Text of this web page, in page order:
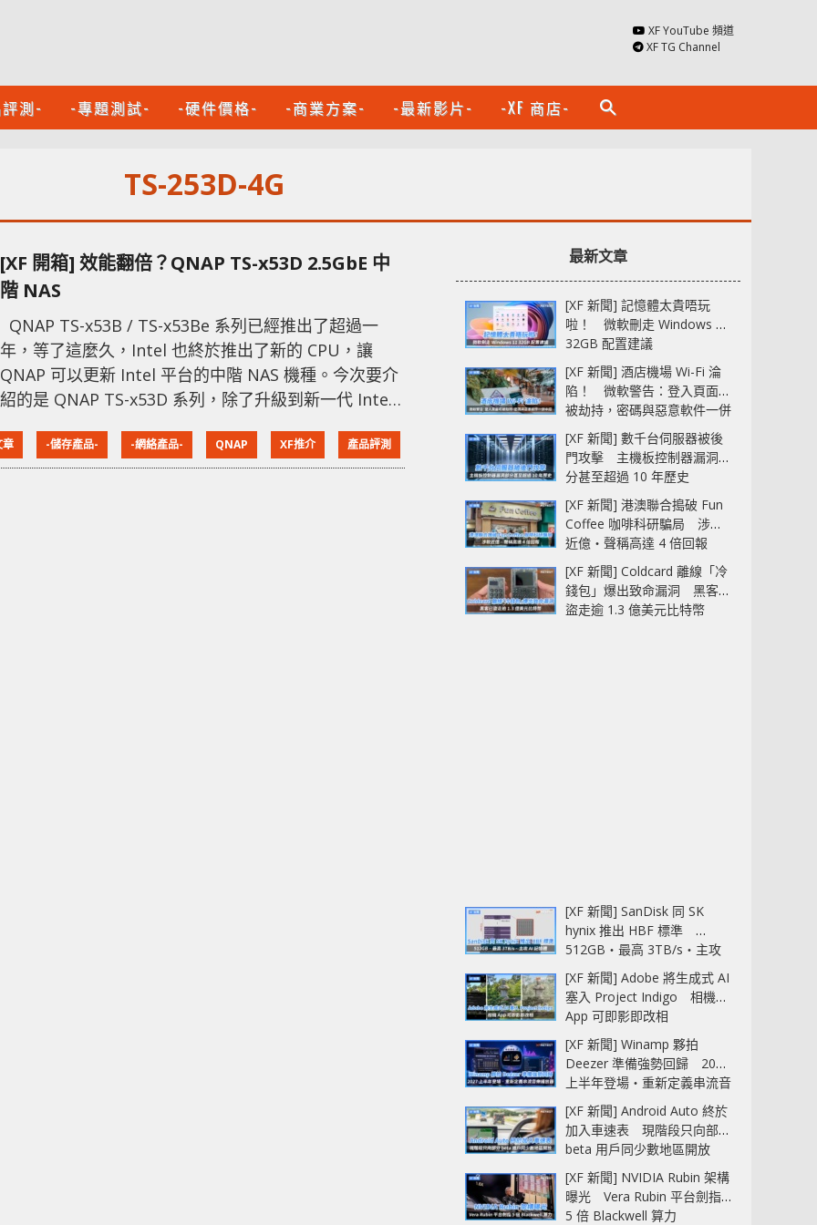
XF YouTube 頻道
XF TG Channel
測- -專題測試- -硬件價格- -商業方案- -最新影片- -XF 商店- search
TS-253D-4G
[XF 開箱] 效能翻倍？QNAP TS-x53D 2.5GbE 中
階 NAS
年，等了這麼久，Intel 也終於推出了新的 CPU，讓
QNAP 可以更新 Intel 平台的中階 NAS 機種。今次要介
紹的是 QNAP TS-x53D 系列，除了升級到新一代 Intel
以往 1GbE 的效能瓶頸，讓 NAS 能充分發揮應有的效
能，改善檔案傳輸速度，增加生產力。 QNAP TS-253D
章 -儲存產品- -網絡產品- QNAP XF推介 產品評測
最新文章
[XF 新聞] 記憶體太貴唔玩
啦！ 微軟刪走 Windows 11
32GB 配置建議
[XF 新聞] 酒店機場 Wi-Fi 淪
陷！ 微軟警告：登入頁面可
被劫持，密碼與惡意軟件一併
中招
[XF 新聞] 數千台伺服器被後
門攻擊 主機板控制器漏洞部
分甚至超過 10 年歷史
[XF 新聞] 港澳聯合搗破 Fun
Coffee 咖啡科研騙局 涉款
近億‧聲稱高達 4 倍回報
[XF 新聞] Coldcard 離線「冷
錢包」爆出致命漏洞 黑客已
盜走逾 1.3 億美元比特幣
[XF 新聞] SanDisk 同 SK
hynix 推出 HBF 標準
512GB‧最高 3TB/s‧主攻
AI 記憶體
[XF 新聞] Adobe 將生成式 AI
塞入 Project Indigo 相機
App 可即影即改相
[XF 新聞] Winamp 夥拍
Deezer 準備強勢回歸 2027
上半年登場‧重新定義串流音
樂播放器
[XF 新聞] Android Auto 終於
加入車速表 現階段只向部分
beta 用戶同少數地區開放
[XF 新聞] NVIDIA Rubin 架構
曝光 Vera Rubin 平台劍指
5 倍 Blackwell 算力